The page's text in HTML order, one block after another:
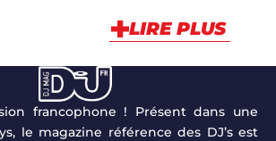
LIRE PLUS
francophone ! Présent dans une
le magazine référence des DJ’s est